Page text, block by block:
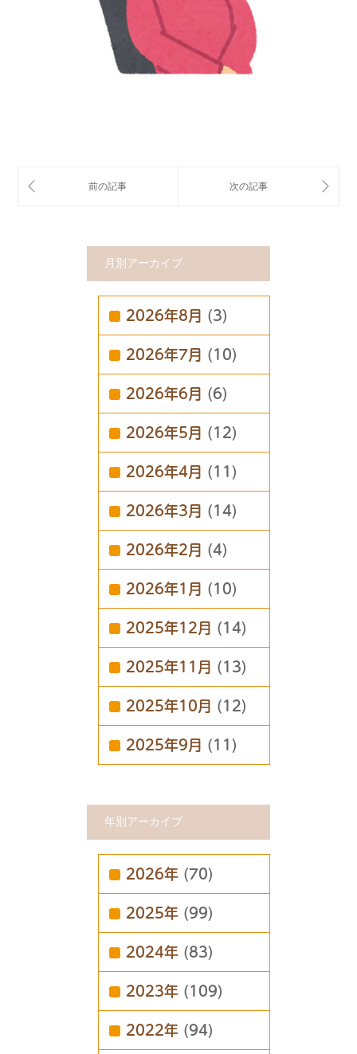
月別アーカイブ
2026年8月 (3)
2026年7月 (10)
2026年6月 (6)
2026年5月 (12)
2026年4月 (11)
2026年3月 (14)
2026年2月 (4)
2026年1月 (10)
2025年12月 (14)
2025年11月 (13)
2025年10月 (12)
2025年9月 (11)
年別アーカイブ
2026年 (70)
2025年 (99)
2024年 (83)
2023年 (109)
2022年 (94)